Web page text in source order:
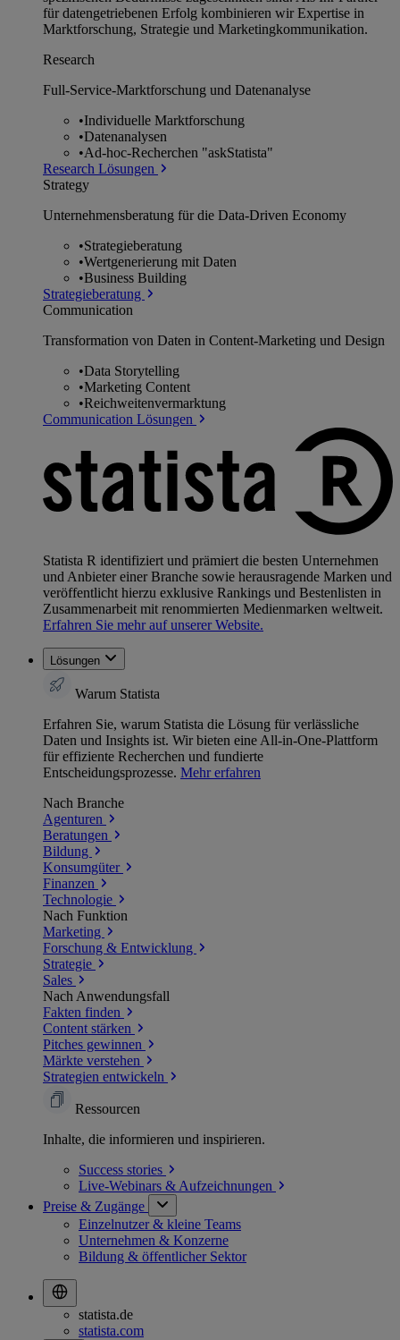
für datengetriebenen Erfolg kombinieren wir Expertise in
Marktforschung, Strategie und Marketingkommunikation.
Research
Full-Service-Marktforschung und Datenanalyse
•Individuelle Marktforschung
•Datenanalysen
•Ad-hoc-Recherchen "askStatista"
Research Lösungen
Strategy
Unternehmens­beratung für die Data-Driven Economy
•Strategieberatung
•Wertgenerierung mit Daten
•Business Building
Strategieberatung
Communication
Transformation von Daten in Content-Marketing und Design
•Data Storytelling
•Marketing Content
•Reichweitenvermarktung
Communication Lösungen
Statista R identifiziert und prämiert die besten Unternehmen
und Anbieter einer Branche sowie herausragende Marken und
veröffentlicht hierzu exklusive Rankings und Bestenlisten in
Zusammenarbeit mit renommierten Medienmarken weltweit.
Erfahren Sie mehr auf unserer Website.
Lösungen
Warum Statista
Erfahren Sie, warum Statista die Lösung für verlässliche
Daten und Insights ist. Wir bieten eine All-in-One-Plattform
für effiziente Recherchen und fundierte
Entscheidungsprozesse. Mehr erfahren
Nach Branche
Agenturen
Beratungen
Bildung
Konsumgüter
Finanzen
Technologie
Nach Funktion
Marketing
Forschung & Entwicklung
Strategie
Sales
Nach Anwendungsfall
Fakten finden
Content stärken
Pitches gewinnen
Märkte verstehen
Strategien entwickeln
Ressourcen
Inhalte, die informieren und inspirieren.
Success stories
Live-Webinars & Aufzeichnungen
Preise & Zugänge
Einzelnutzer & kleine Teams
Unternehmen & Konzerne
Bildung & öffentlicher Sektor
statista.de
statista.com